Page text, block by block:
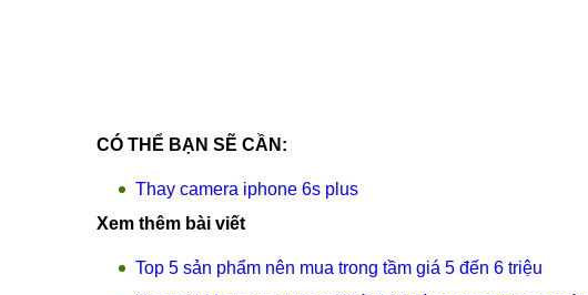
CÓ THỂ BẠN SẼ CẦN:
Thay camera iphone 6s plus
Xem thêm bài viết
Top 5 sản phẩm nên mua trong tầm giá 5 đến 6 triệu